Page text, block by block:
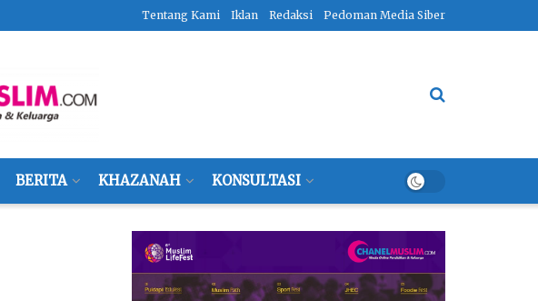
Tentang Kami Iklan Redaksi Pedoman Media Siber
BERITA KHAZANAH KONSULTASI